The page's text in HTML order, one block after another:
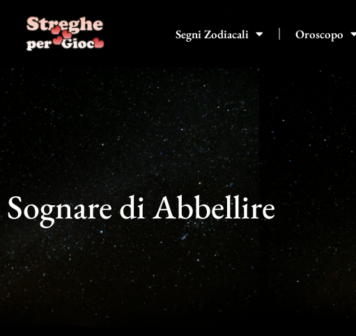
contenuto
Segni Zodiacali Oroscopo
Sognare di Abbellire